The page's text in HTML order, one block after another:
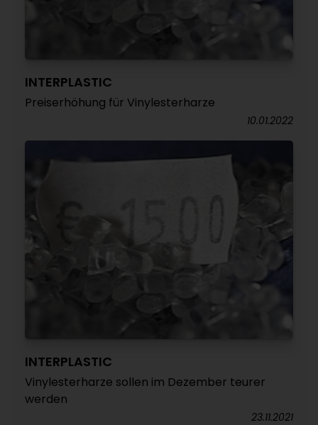
INTERPLASTIC
Preiserhöhung für Vinylesterharze
10.01.2022
INTERPLASTIC
Vinylesterharze sollen im Dezember teurer
werden
23.11.2021